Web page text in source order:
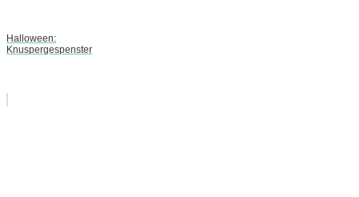
Halloween:
Knuspergespenster